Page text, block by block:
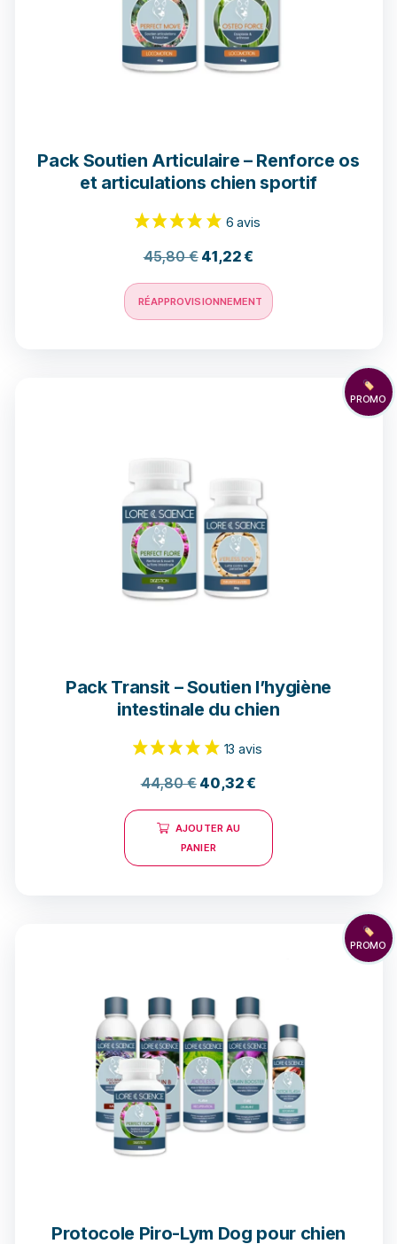
5 avis
Pack Soutien Articulaire – Renforce os
et articulations chien sportif
6 avis
45,80€ 41,22€
RÉAPPROVISIONNEMENT
🏷️
PROMO
Pack Transit – Soutien l’hygiène
intestinale du chien
44,80€ 40,32€
AJOUTER AU
PANIER
🏷️
PROMO
Protocole Piro-Lym Dog pour chien